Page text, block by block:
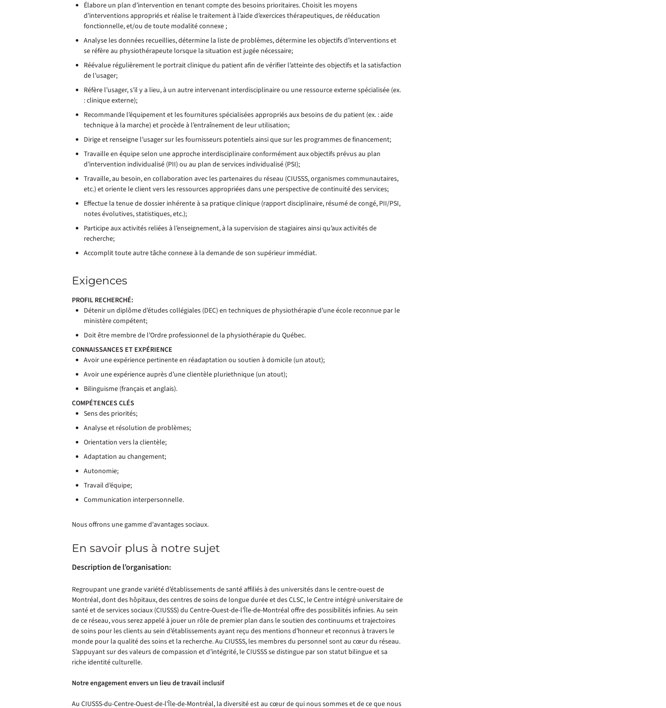
Élabore un plan d’intervention en tenant compte des besoins prioritaires. Choisit les moyens
d’interventions appropriés et réalise le traitement à l’aide d’exercices thérapeutiques, de rééducation
fonctionnelle, et/ou de toute modalité connexe ;
Analyse les données recueillies, détermine la liste de problèmes, détermine les objectifs d’interventions et
se réfère au physiothérapeute lorsque la situation est jugée nécessaire;
Réévalue régulièrement le portrait clinique du patient afin de vérifier l’atteinte des objectifs et la satisfaction
de l’usager;
Réfère l’usager, s’il y a lieu, à un autre intervenant interdisciplinaire ou une ressource externe spécialisée (ex.
: clinique externe);
Recommande l’équipement et les fournitures spécialisées appropriés aux besoins de du patient (ex. : aide
technique à la marche) et procède à l’entraînement de leur utilisation;
Dirige et renseigne l’usager sur les fournisseurs potentiels ainsi que sur les programmes de financement;
Travaille en équipe selon une approche interdisciplinaire conformément aux objectifs prévus au plan
d’intervention individualisé (PII) ou au plan de services individualisé (PSI);
Travaille, au besoin, en collaboration avec les partenaires du réseau (CIUSSS, organismes communautaires,
etc.) et oriente le client vers les ressources appropriées dans une perspective de continuité des services;
Effectue la tenue de dossier inhérente à sa pratique clinique (rapport disciplinaire, résumé de congé, PII/PSI,
notes évolutives, statistiques, etc.);
Participe aux activités reliées à l’enseignement, à la supervision de stagiaires ainsi qu’aux activités de
recherche;
Accomplit toute autre tâche connexe à la demande de son supérieur immédiat.
Exigences
PROFIL RECHERCHÉ:
Détenir un diplôme d’études collégiales (DEC) en techniques de physiothérapie d’une école reconnue par le
ministère compétent;
Doit être membre de l’Ordre professionnel de la physiothérapie du Québec.
CONNAISSANCES ET EXPÉRIENCE
Avoir une expérience pertinente en réadaptation ou soutien à domicile (un atout);
Avoir une expérience auprès d’une clientèle pluriethnique (un atout);
Bilinguisme (français et anglais).
COMPÉTENCES CLÉS
Sens des priorités;
Analyse et résolution de problèmes;
Orientation vers la clientèle;
Adaptation au changement;
Autonomie;
Travail d’équipe;
Communication interpersonnelle.
Nous offrons une gamme d'avantages sociaux.
En savoir plus à notre sujet
Description de l’organisation:
Regroupant une grande variété d’établissements de santé affiliés à des universités dans le centre-ouest de
Montréal, dont des hôpitaux, des centres de soins de longue durée et des CLSC, le Centre intégré universitaire de
santé et de services sociaux (CIUSSS) du Centre-Ouest-de-l’Île-de-Montréal offre des possibilités infinies. Au sein
de ce réseau, vous serez appelé à jouer un rôle de premier plan dans le soutien des continuums et trajectoires
de soins pour les clients au sein d’établissements ayant reçu des mentions d’honneur et reconnus à travers le
monde pour la qualité des soins et la recherche. Au CIUSSS, les membres du personnel sont au cœur du réseau.
S’appuyant sur des valeurs de compassion et d’intégrité, le CIUSSS se distingue par son statut bilingue et sa
riche identité culturelle.
Notre engagement envers un lieu de travail inclusif
Au CIUSSS-du-Centre-Ouest-de-l'Île-de-Montréal, la diversité est au cœur de qui nous sommes et de ce que nous